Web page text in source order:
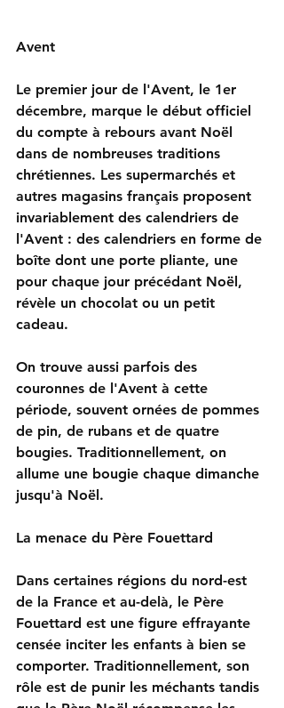
Avent
Le premier jour de l'Avent, le 1er
décembre, marque le début officiel
du compte à rebours avant Noël
dans de nombreuses traditions
chrétiennes. Les supermarchés et
autres magasins français proposent
invariablement des calendriers de
l'Avent : des calendriers en forme de
boîte dont une porte pliante, une
pour chaque jour précédant Noël,
révèle un chocolat ou un petit
cadeau.
On trouve aussi parfois des
couronnes de l'Avent à cette
période, souvent ornées de pommes
de pin, de rubans et de quatre
bougies. Traditionnellement, on
allume une bougie chaque dimanche
jusqu'à Noël.
La menace du Père Fouettard
Dans certaines régions du nord-est
de la France et au-delà, le Père
Fouettard est une figure effrayante
censée inciter les enfants à bien se
comporter. Traditionnellement, son
rôle est de punir les méchants tandis